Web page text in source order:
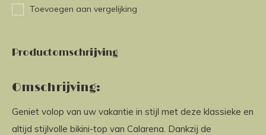
Toevoegen aan vergelijking
Productomschrijving
Omschrijving:
Geniet volop van uw vakantie in stijl met deze klassieke en
altijd stijlvolle bikini-top van Calarena. Dankzij de